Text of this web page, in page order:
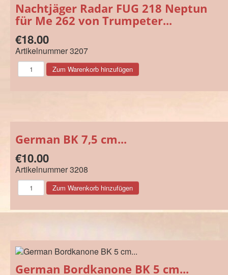
Nachtjäger Radar FUG 218 Neptun
für Me 262 von Trumpeter...
€18.00
Artikelnummer3207
German BK 7,5 cm...
€10.00
Artikelnummer3208
German Bordkanone BK 5 cm...